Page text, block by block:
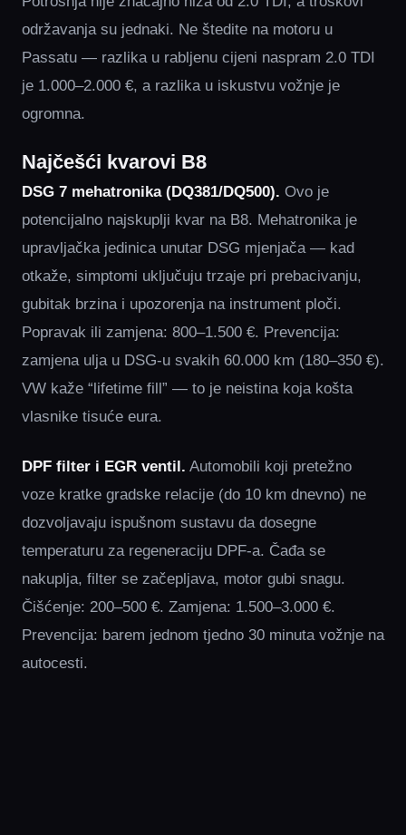
održavanja su jednaki. Ne štedite na motoru u
Passatu — razlika u rabljenu cijeni naspram 2.0 TDI
je 1.000–2.000 €, a razlika u iskustvu vožnje je
ogromna.
Najčešći kvarovi B8
DSG 7 mehatronika (DQ381/DQ500). Ovo je
potencijalno najskuplji kvar na B8. Mehatronika je
upravljačka jedinica unutar DSG mjenjača — kad
otkaže, simptomi uključuju trzaje pri prebacivanju,
gubitak brzina i upozorenja na instrument ploči.
Popravak ili zamjena: 800–1.500 €. Prevencija:
zamjena ulja u DSG-u svakih 60.000 km (180–350 €).
VW kaže “lifetime fill” — to je neistina koja košta
vlasnike tisuće eura.
DPF filter i EGR ventil. Automobili koji pretežno
voze kratke gradske relacije (do 10 km dnevno) ne
dozvoljavaju ispušnom sustavu da dosegne
temperaturu za regeneraciju DPF-a. Čađa se
nakuplja, filter se začepljava, motor gubi snagu.
Čišćenje: 200–500 €. Zamjena: 1.500–3.000 €.
Prevencija: barem jednom tjedno 30 minuta vožnje na
autocesti.